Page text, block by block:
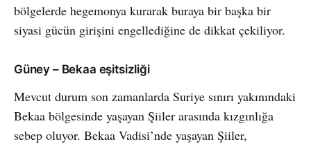
bölgelerde hegemonya kurarak buraya bir başka bir
siyasi gücün girişini engellediğine de dikkat çekiliyor.
Güney – Bekaa eşitsizliği
Mevcut durum son zamanlarda Suriye sınırı yakınındaki
Bekaa bölgesinde yaşayan Şiiler arasında kızgınlığa
sebep oluyor. Bekaa Vadisi’nde yaşayan Şiiler,